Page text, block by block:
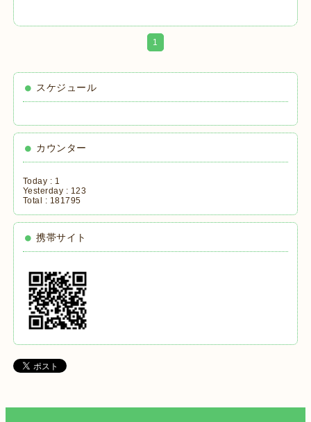
1
スケジュール
カウンター
Today : 1
Yesterday : 123
Total : 181795
携帯サイト